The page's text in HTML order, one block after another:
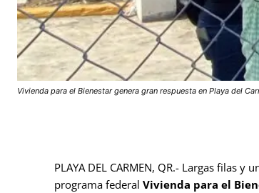
Vivienda para el Bienestar genera gran respuesta en Playa del
PLAYA DEL CARMEN, QR.- Largas filas
programa federal Vivienda para el